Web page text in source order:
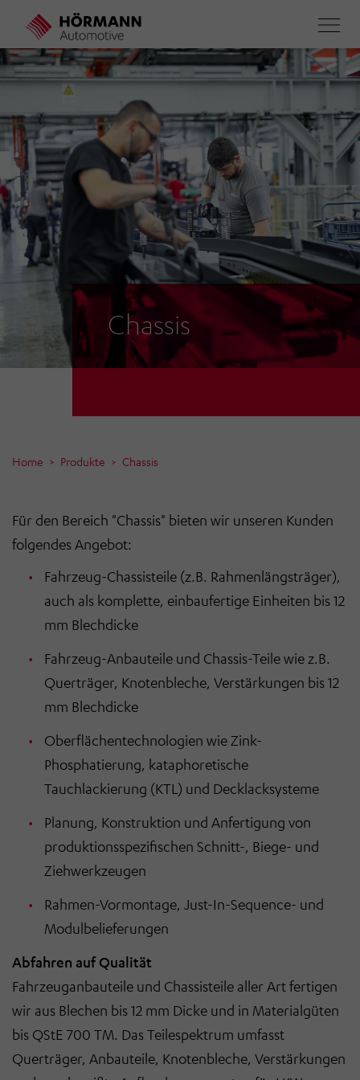
Direkt
Inhalt
Chassis
Home Produkte Chassis
Für den Bereich "Chassis" bieten wir unseren Kunden
folgendes Angebot:
Fahrzeug-Chassisteile (z.B. Rahmenlängsträger),
auch als komplette, einbaufertige Einheiten bis 12
mm Blechdicke
Fahrzeug-Anbauteile und Chassis-Teile wie z.B.
Querträger, Knotenbleche, Verstärkungen bis 12
mm Blechdicke
Oberflächentechnologien wie Zink-
Phosphatierung, kataphoretische
Tauchlackierung (KTL) und Decklacksysteme
Planung, Konstruktion und Anfertigung von
produktionsspezifischen Schnitt-, Biege- und
Ziehwerkzeugen
Rahmen-Vormontage, Just-In-Sequence- und
Modulbelieferungen
Abfahren auf Qualität
Fahrzeuganbauteile und Chassisteile aller Art fertigen
wir aus Blechen bis 12 mm Dicke und in Materialgüten
bis QStE 700 TM. Das Teilespektrum umfasst
Querträger, Anbauteile, Knotenbleche, Verstärkungen